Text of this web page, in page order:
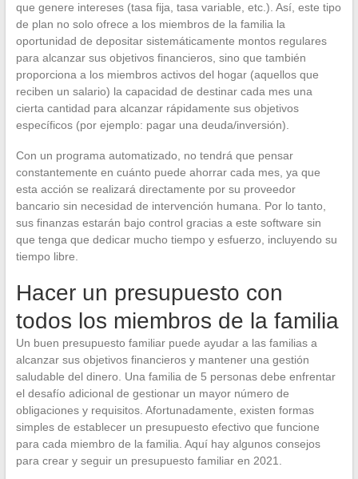
que genere intereses (tasa fija, tasa variable, etc.). Así, este tipo
de plan no solo ofrece a los miembros de la familia la
oportunidad de depositar sistemáticamente montos regulares
para alcanzar sus objetivos financieros, sino que también
proporciona a los miembros activos del hogar (aquellos que
reciben un salario) la capacidad de destinar cada mes una
cierta cantidad para alcanzar rápidamente sus objetivos
específicos (por ejemplo: pagar una deuda/inversión).
Con un programa automatizado, no tendrá que pensar
constantemente en cuánto puede ahorrar cada mes, ya que
esta acción se realizará directamente por su proveedor
bancario sin necesidad de intervención humana. Por lo tanto,
sus finanzas estarán bajo control gracias a este software sin
que tenga que dedicar mucho tiempo y esfuerzo, incluyendo su
tiempo libre.
Hacer un presupuesto con
todos los miembros de la familia
Un buen presupuesto familiar puede ayudar a las familias a
alcanzar sus objetivos financieros y mantener una gestión
saludable del dinero. Una familia de 5 personas debe enfrentar
el desafío adicional de gestionar un mayor número de
obligaciones y requisitos. Afortunadamente, existen formas
simples de establecer un presupuesto efectivo que funcione
para cada miembro de la familia. Aquí hay algunos consejos
para crear y seguir un presupuesto familiar en 2021.